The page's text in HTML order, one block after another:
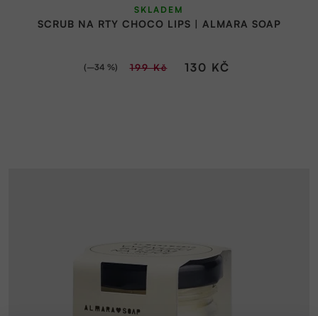
SCRUB NA RTY CHOCO LIPS | ALMARA SOAP
SKLADEM
130 KČ
199 Kč
(–34 %)